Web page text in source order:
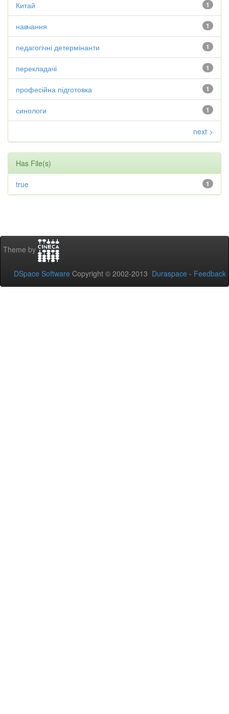
1
Китай
1
навчання
1
педагогічні детермінанти
1
перекладачі
1
професійна підготовка
1
синологи
next >
Has File(s)
1
true
Theme by
DSpace Software Copyright © 2002-2013 Duraspace - Feedback